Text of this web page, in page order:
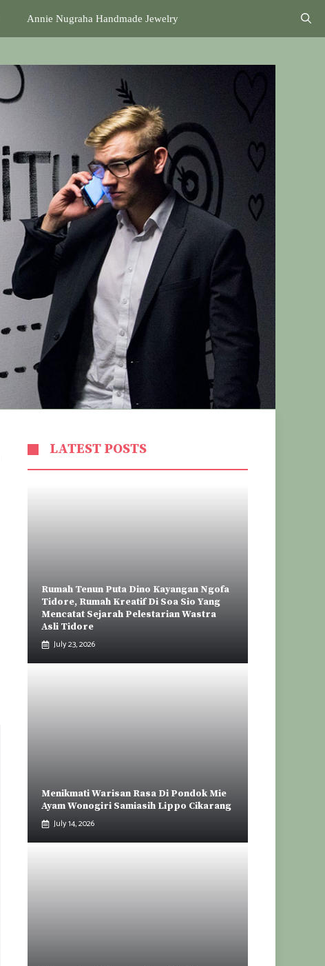
Annie Nugraha Handmade Jewelry
LATEST POSTS
Rumah Tenun Puta Dino Kayangan Ngofa
Tidore, Rumah Kreatif Di Soa Sio Yang
Mencatat Sejarah Pelestarian Wastra
Asli Tidore
July 23, 2026
Menikmati Warisan Rasa Di Pondok Mie
Ayam Wonogiri Samiasih Lippo Cikarang
July 14, 2026